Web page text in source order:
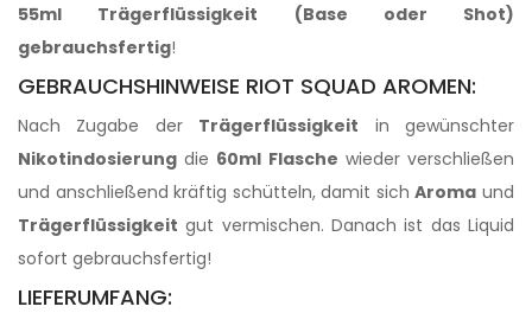
55ml Trägerflüssigkeit (Base oder Shot)
gebrauchsfertig!
GEBRAUCHSHINWEISE RIOT SQUAD AROMEN:
Nach Zugabe der Trägerflüssigkeit in gewünschter
Nikotindosierung die 60ml Flasche wieder verschließen
und anschließend kräftig schütteln, damit sichAroma und
Trägerflüssigkeit gut vermischen. Danach ist das Liquid
sofort gebrauchsfertig!
LIEFERUMFANG: